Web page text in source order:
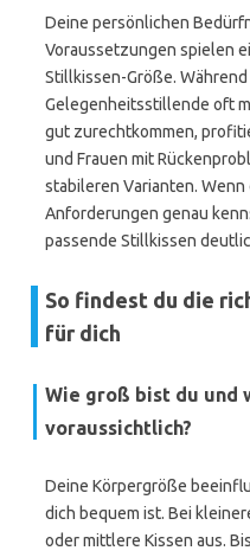
Deine persönlichen
Voraussetzungen spielen
Stillkissen-Größe.
Gelegenheitsstillende oft
gut zurechtkommen,
und Frauen mit
stabileren Varianten.
Anforderungen genau
passende Stillkissen
So findest du die
für dich
Wie groß bist du und
voraussichtlich?
Deine Körpergröße
dich bequem ist. Bei
oder mittlere Kissen aus.